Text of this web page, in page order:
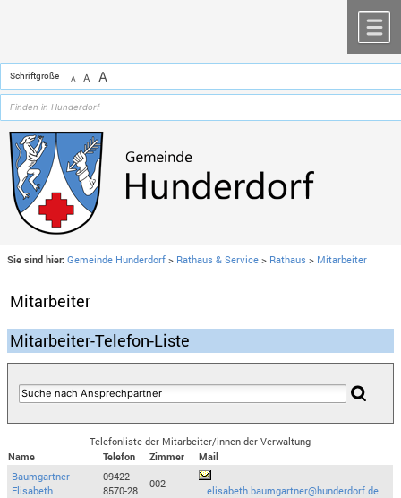
Schriftgröße A A A
Sie sind hier: Gemeinde Hunderdorf > Rathaus & Service > Rathaus > Mitarbeiter
Mitarbeiter
Mitarbeiter-Telefon-Liste
Telefonliste der Mitarbeiter/innen der Verwaltung
Name
Telefon Zimmer
Mail
Baumgartner
Elisabeth
09422
8570-28
002
elisabeth.baumgartner@hunderdorf.de